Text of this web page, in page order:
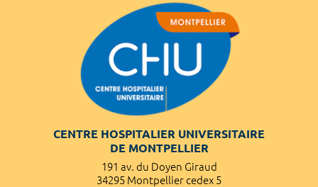
CENTRE HOSPITALIER UNIVERSITAIRE
DE MONTPELLIER
191 av. du Doyen Giraud
34295 Montpellier cedex 5